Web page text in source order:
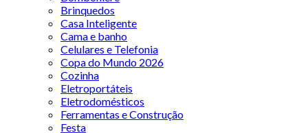
Brinquedos
Casa Inteligente
Cama e banho
Celulares e Telefonia
Copa do Mundo 2026
Cozinha
Eletroportáteis
Eletrodomésticos
Ferramentas e Construção
Festa